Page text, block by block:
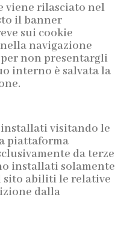
viene rilasciato nel
il banner
sui cookie
navigazione
non presentargli
interno è salvata la
visitando le
piattaforma
da terze
installati solamente
sito abiliti le relative
dalla